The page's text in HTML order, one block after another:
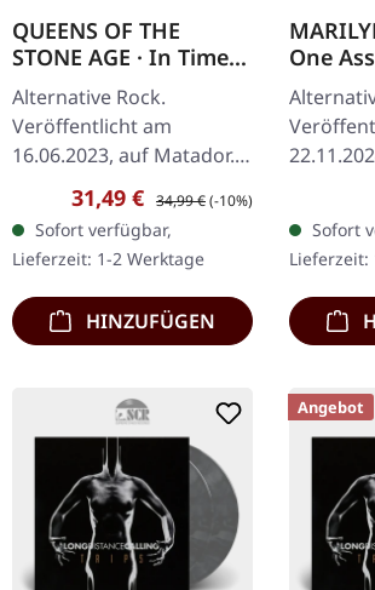
QUEENS OF THE
STONE AGE · In Times
New Roman... |
SILVER 2LP
Alternative Rock.
Veröffentlicht am
16.06.2023, auf Matador.
Silberfarbenes Doppel-
Vinyl im Gatefold-Cover.
Queens of the Stone Age
kehren mit ihrem…
Verkaufspreis:
31,49 € Regulärer Preis:
34,99 €(-10%)
Sofort verfügbar,
Lieferzeit: 1-2 Werktage
HINZUFÜGEN
One
Under
| CD
Blast
CD
Under
von
Sofort
Lieferzeit:
Angebot